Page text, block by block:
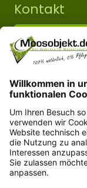
Kontakt
Versand in